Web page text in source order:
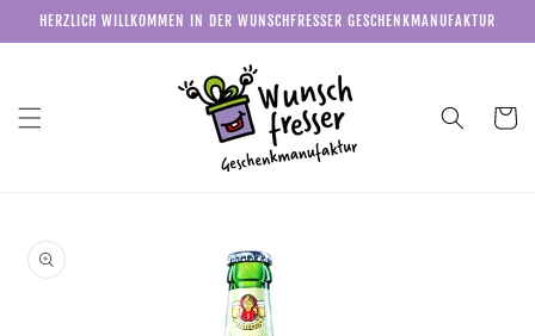
zum
Inhalt
HERZLICH WILLKOMMEN IN DER WUNSCHFRESSER GESCHENKMANUFAKTUR